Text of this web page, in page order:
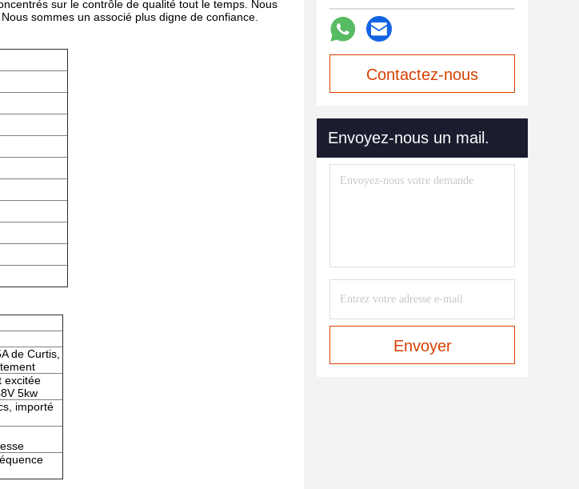
sur le contrôle de qualité tout le temps. Nous
sommes un associé plus digne de confiance.
de Curtis,
excitée
5kw
importé
Contactez-nous
Envoyez-nous un mail.
Envoyer